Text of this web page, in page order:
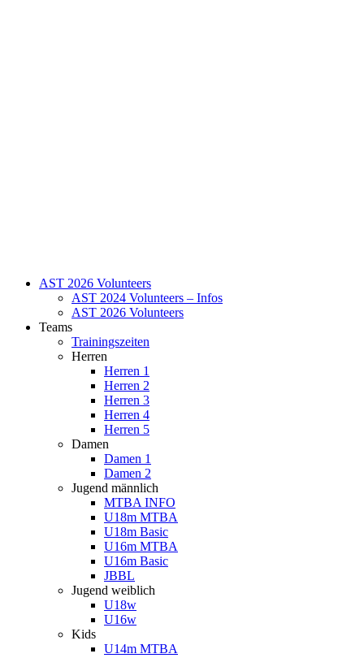
AST 2026 Volunteers
AST 2024 Volunteers – Infos
AST 2026 Volunteers
Teams
Trainingszeiten
Herren
Herren 1
Herren 2
Herren 3
Herren 4
Herren 5
Damen
Damen 1
Damen 2
Jugend männlich
MTBA INFO
U18m MTBA
U18m Basic
U16m MTBA
U16m Basic
JBBL
Jugend weiblich
U18w
U16w
Kids
U14m MTBA